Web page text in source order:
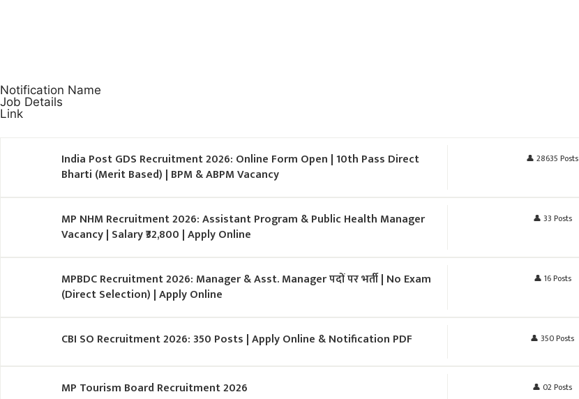
Notification Name
Job Details
Link
India Post GDS Recruitment 2026: Online Form Open | 10th Pass Direct
Bharti (Merit Based) | BPM & ABPM Vacancy
👤 28635 Posts
MP NHM Recruitment 2026: Assistant Program & Public Health Manager
Vacancy | Salary ₹32,800 | Apply Online
👤 33 Posts
MPBDC Recruitment 2026: Manager & Asst. Manager पदों पर भर्ती | No Exam
(Direct Selection) | Apply Online
👤 16 Posts
CBI SO Recruitment 2026: 350 Posts | Apply Online & Notification PDF 👤 350 Posts
MP Tourism Board Recruitment 2026 👤 02 Posts